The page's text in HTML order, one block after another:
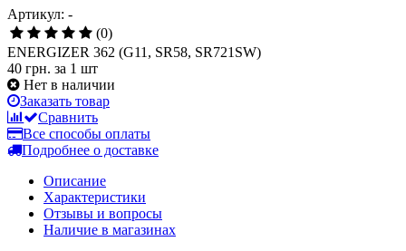
Артикул: -
(0)
ENERGIZER 362 (G11, SR58, SR721SW)
40 грн. за 1 шт
Нет в наличии
Заказать товар
Сравнить
Все способы оплаты
Подробнее о доставке
Описание
Характеристики
Отзывы и вопросы
Наличие в магазинах